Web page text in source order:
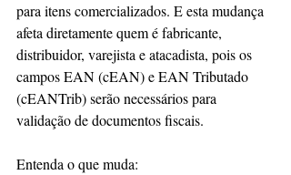
para itens comercializados. E esta mudança
afeta diretamente quem é fabricante,
distribuidor, varejista e atacadista, pois os
campos EAN (cEAN) e EAN Tributado
(cEANTrib) serão necessários para
validação de documentos fiscais.
Entenda o que muda: